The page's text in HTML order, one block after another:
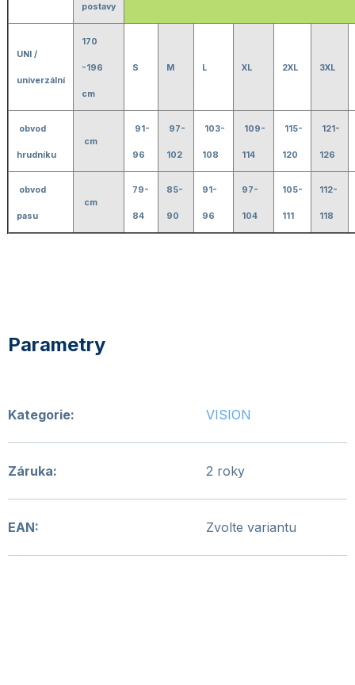
postavy
UNI /
univerzální
170
-196
cm
S M L XL 2XL 3XL
obvod
hrudníku
cm
91-
96
97-
102
103-
108
109-
114
115-
120
121-
126
obvod
pasu
cm
79-
84
85-
90
91-
96
97-
104
105-
111
112-
118
Kategorie: VISION
Záruka: 2 roky
EAN: Zvolte variantu